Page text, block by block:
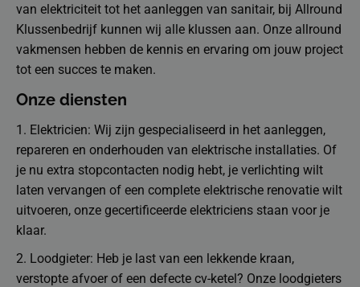
van elektriciteit tot het aanleggen van sanitair, bij Allround
Klussenbedrijf kunnen wij alle klussen aan. Onze allround
vakmensen hebben de kennis en ervaring om jouw project
tot een succes te maken.
Onze diensten
1. Elektricien: Wij zijn gespecialiseerd in het aanleggen,
repareren en onderhouden van elektrische installaties. Of
je nu extra stopcontacten nodig hebt, je verlichting wilt
laten vervangen of een complete elektrische renovatie wilt
uitvoeren, onze gecertificeerde elektriciens staan voor je
klaar.
2. Loodgieter: Heb je last van een lekkende kraan,
verstopte afvoer of een defecte cv-ketel? Onze loodgieters